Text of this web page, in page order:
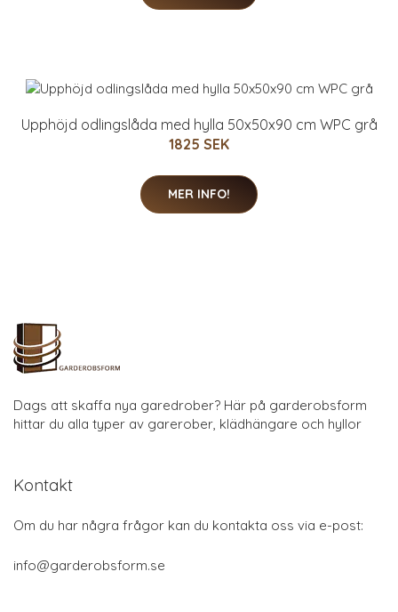
Upphöjd odlingslåda med hylla 50x50x90 cm WPC grå
1825 SEK
MER INFO!
Dags att skaffa nya garedrober? Här på garderobsform
hittar du alla typer av garerober, klädhängare och hyllor
Kontakt
Om du har några frågor kan du kontakta oss via e-post:
info@garderobsform.se